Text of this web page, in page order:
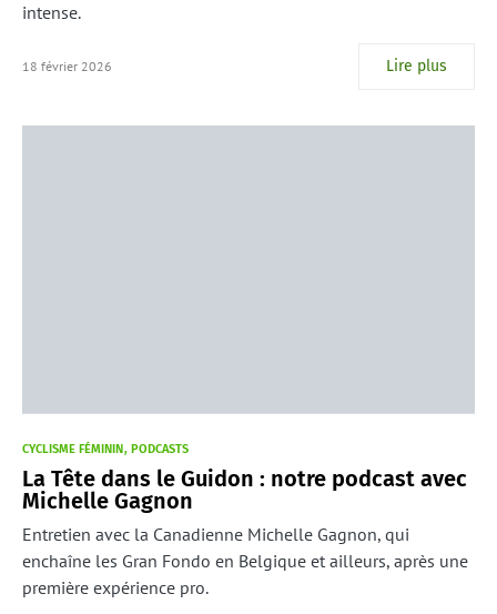
intense.
18 février 2026 Lire plus
CYCLISME FÉMININ PODCASTS
La Tête dans le Guidon : notre podcast avec
Michelle Gagnon
Entretien avec la Canadienne Michelle Gagnon, qui
enchaîne les Gran Fondo en Belgique et ailleurs, après une
première expérience pro.